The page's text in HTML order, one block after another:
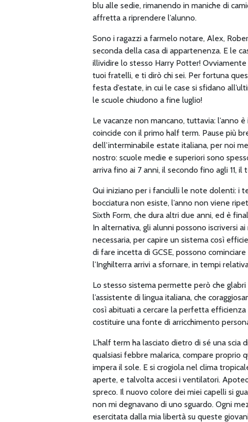
blu alle sedie, rimanendo in maniche di
affretta a riprendere l’alunno.
Sono i ragazzi a farmelo notare, Alex,
seconda della casa di appartenenza. E le
illividire lo stesso Harry Potter!
tuoi fratelli, e ti dirò chi sei. Per fortuna
festa d’estate, in cui le case si sfidano
le scuole chiudono a fine luglio!
Le vacanze non mancano, tuttavia: l’anno
coincide con il primo half term. Pause più
dell’interminabile estate italiana, per noi
nostro: scuole medie e superiori sono
arriva fino ai 7 anni, il secondo fino agli 11,
Qui iniziano per i fanciulli le note dolenti: i
bocciatura non esiste, l’anno non viene
Sixth Form, che dura altri due anni, ed è
In alternativa, gli alunni possono iscriversi
necessaria, per capire un sistema così
di fare incetta di GCSE, possono
l’Inghilterra arrivi a sfornare, in tempi
Lo stesso sistema permette però che
l’assistente di lingua italiana, che
così abituati a cercare la perfetta
costituire una fonte di arricchimento
L’half term ha lasciato dietro di sé una
qualsiasi febbre malarica, compare proprio
impera il sole. E si crogiola nel clima
aperte, e talvolta accesi i ventilatori.
spreco. Il nuovo colore dei miei capelli si
non mi degnavano di uno sguardo. Ogni
esercitata dalla mia libertà su queste